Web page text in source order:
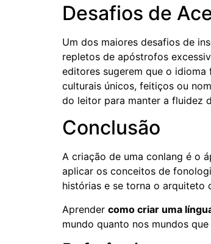
Desafios de
Um dos maiores desafios de
repletos de apóstrofos
editores sugerem que o
culturais únicos, feitiços ou
do leitor para manter a fluidez
Conclusão
A criação de uma conlang é o
aplicar os conceitos de
histórias e se torna o arquiteto
Aprender como criar uma
mundo quanto nos mundos